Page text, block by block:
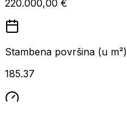
220.000,00 €
Stambena površina (u m²)
185.37